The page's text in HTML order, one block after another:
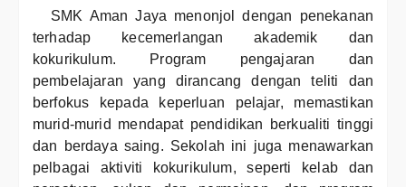
SMK Aman Jaya menonjol dengan penekanan
terhadap kecemerlangan akademik dan
kokurikulum. Program pengajaran dan
pembelajaran yang dirancang dengan teliti dan
berfokus kepada keperluan pelajar, memastikan
murid-murid mendapat pendidikan berkualiti tinggi
dan berdaya saing. Sekolah ini juga menawarkan
pelbagai aktiviti kokurikulum, seperti kelab dan